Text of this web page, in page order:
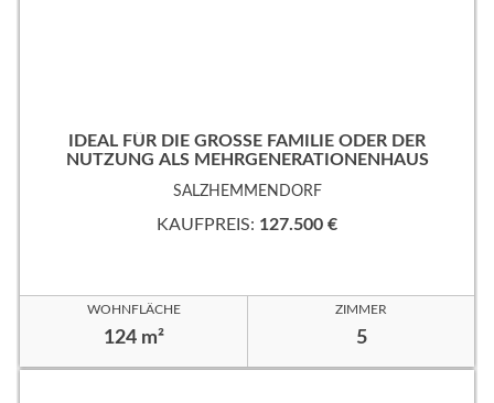
IDEAL FÜR DIE GROSSE FAMILIE ODER DER
NUTZUNG ALS MEHRGENERATIONENHAUS
SALZHEMMENDORF
KAUFPREIS: 127.500 €
WOHNFLÄCHE
124 m²
ZIMMER
5